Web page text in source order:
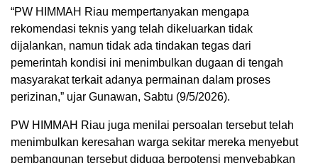
“PW HIMMAH Riau mempertanyakan mengapa
rekomendasi teknis yang telah dikeluarkan tidak
dijalankan, namun tidak ada tindakan tegas dari
pemerintah kondisi ini menimbulkan dugaan di tengah
masyarakat terkait adanya permainan dalam proses
perizinan,” ujar Gunawan, Sabtu (9/5/2026).
PW HIMMAH Riau juga menilai persoalan tersebut telah
menimbulkan keresahan warga sekitar mereka menyebut
pembangunan tersebut diduga berpotensi menyebabkan